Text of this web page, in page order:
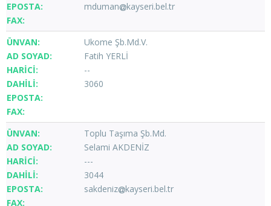
mduman kayseri.bel.tr
Ukome Şb.Md.V.
Fatih YERLİ
--
3060
Toplu Taşıma Şb.Md.
Selami AKDENİZ
---
3044
sakdeniz
kayseri.bel.tr